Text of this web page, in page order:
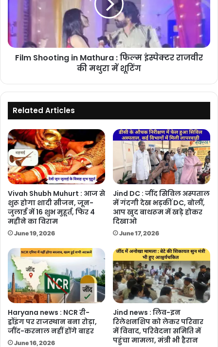
तक
बैठे
उकड़ू
इंस्पेक्टर
राजवीर
की
मथुराFilm Shooting in Mathura : फिल्म इंस्पेक्टर राजवीर
की मथुरा में शूटिंग
Related Articles
Vivah Shubh Muhurt : आज से
शुरू होगा शादी सीजन, जून-
जुलाई में 16 शुभ मुहूर्त, फिर 4
महीने का विराम
June 19, 2026
Jind DC : जींद सिविल अस्पताल
में गंदगी देख भड़कीं DC, बोलीं,
आप खुद बाथरूम में खड़े होकर
दिखाओ
June 17, 2026
Haryana news : NCR री-
ड्रॉइंग पर राजस्थान बना रोड़ा,
जींद-करनाल नहीं होंगे बाहर
June 16, 2026
Jind news : लिव-इन
रिलेशनशिप को लेकर परिवार
में विवाद, परिवेदना समिति में
पहुंचा मामला, मंत्री भी हैरान